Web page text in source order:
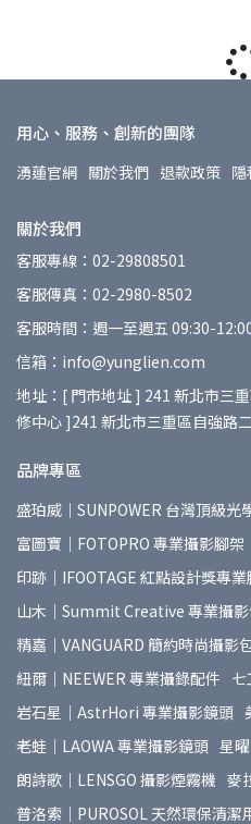
用心、服務、創新的團隊
湧蓮官網 關於我們 退款政策
關於我們
客服專線：02-29808501
客服傳真：02-2980-8502
客服時間：週一至週五 09:30-
信箱：info@yunglien.com
地址：[ 門市地址 ] 241 新北市
修中心 ]241 新北市三重區自強路
品牌專區
盛珀威｜SUNPOWER 台灣頂級光
富圖寶｜FOTOPRO 專業攝影腳架
印跡｜IFOOTAGE 紅點設計獎專業
山木｜Summit Creative 專業攝
精嘉｜VANGUARD 簡約時尚攝影
紐爾｜NEEWER 專業攝錄配件
岩石星｜AstrHori 專業攝影鏡頭
老蛙｜LAOWA 專業攝影鏡頭 星
朗詩歌｜LENSGO 攝影煙霧機 麥
普洛索｜PUROSOL 天然環保清潔